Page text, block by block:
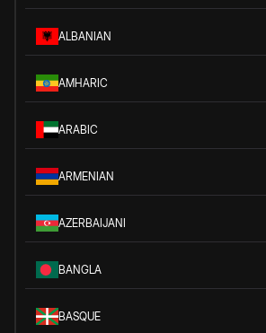
ALBANIAN
AMHARIC
ARABIC
ARMENIAN
AZERBAIJANI
BANGLA
BASQUE